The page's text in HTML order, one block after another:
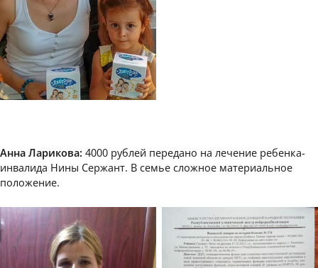
Анна Ларикова: 4000 рублей передано на лечение ребенка-
инвалида Нины Сержант. В семье сложное материальное
положение.